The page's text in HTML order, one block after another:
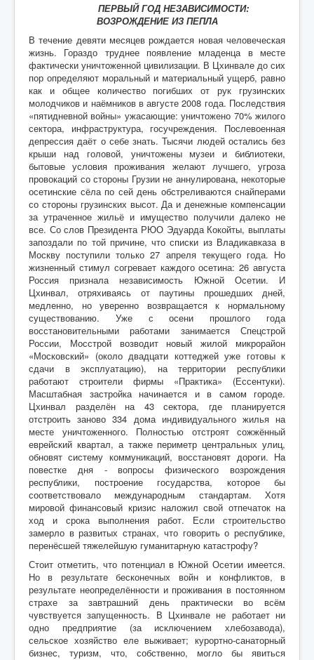
ПЕРВЫЙ ГОД НЕЗАВИСИМОСТИ:
ВОЗРОЖДЕНИЕ ИЗ ПЕПЛА
В течение девяти месяцев рождается новая человеческая
жизнь. Гораздо труднее появление младенца в месте
фактически уничтоженной цивилизации. В Цхинвале до сих
пор определяют моральный и материальный ущерб, равно
как и общее количество погибших от рук грузинских
молодчиков и наёмников в августе 2008 года. Последствия
«пятидневной войны» ужасающие: уничтожено 70% жилого
сектора, инфраструктура, госучреждения. Послевоенная
депрессия даёт о себе знать. Тысячи людей остались без
крыши над головой, уничтожены музеи и библиотеки,
бытовые условия проживания желают лучшего, угроза
провокаций со стороны Грузии не аннулирована, некоторые
осетинские сёла по сей день обстреливаются снайперами
со стороны грузинских высот. Да и денежные компенсации
за утраченное жильё и имущество получили далеко не
все. Со слов Президента РЮО Эдуарда Кокойты, выплаты
запоздали по той причине, что списки из Владикавказа в
Москву поступили только 27 апреля текущего года. Но
жизненный стимул согревает каждого осетина: 26 августа
Россия признала независимость Южной Осетии. И
Цхинвал, отряхиваясь от паутины прошедших дней,
медленно, но уверенно возвращается к нормальному
существованию. Уже с осени прошлого года
восстановительными работами занимается Спецстрой
России, Мосстрой возводит новый жилой микрорайон
«Московский» (около двадцати коттеджей уже готовы к
сдачи в эксплуатацию), на территории республики
работают строители фирмы «Практика» (Ессентуки).
Масштабная застройка начинается и в самом городе.
Цхинвал разделён на 43 сектора, где планируется
отстроить заново 334 дома индивидуального жилья на
месте уничтоженного. Полностью отстроят сожжённый
еврейский квартал, а также периметр центральных улиц,
обновят систему коммуникаций, восстановят дороги. На
повестке дня - вопросы физического возрождения
республики, построение государства, которое бы
соответствовало международным стандартам. Хотя
мировой финансовый кризис наложил свой отпечаток на
ход и срока выполнения работ. Если строительство
замерло в развитых странах, что говорить о республике,
перенёсшей тяжелейшую гуманитарную катастрофу?
Стоит отметить, что потенциал в Южной Осетии имеется.
Но в результате бесконечных войн и конфликтов, в
результате неопределённости и проживания в постоянном
страхе за завтрашний день практически во всём
чувствуется запущенность. В Цхинвале не работает ни
одно предприятие (за исключением хлебозавода),
сельское хозяйство еле выживает; курортно-санаторный
бизнес, туризм, что, собственно, могло бы явиться